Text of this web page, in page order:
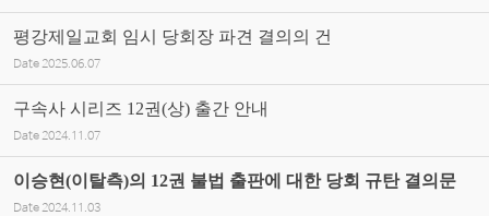
평강제일교회 임시 당회장 파견 결의의 건
Date 2025.06.07
구속사 시리즈 12권(상) 출간 안내
Date 2024.11.07
이승현(이탈측)의 12권 불법 출판에 대한 당회 규탄 결의문
Date 2024.11.03